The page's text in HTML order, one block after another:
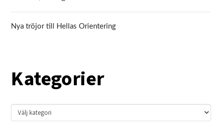
Nya tröjor till Hellas Orientering
Kategorier
Kategorier